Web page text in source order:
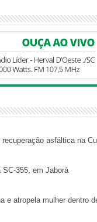
recuperação asfáltica na
SC-355, em Jaborá
e atropela mulher dentro